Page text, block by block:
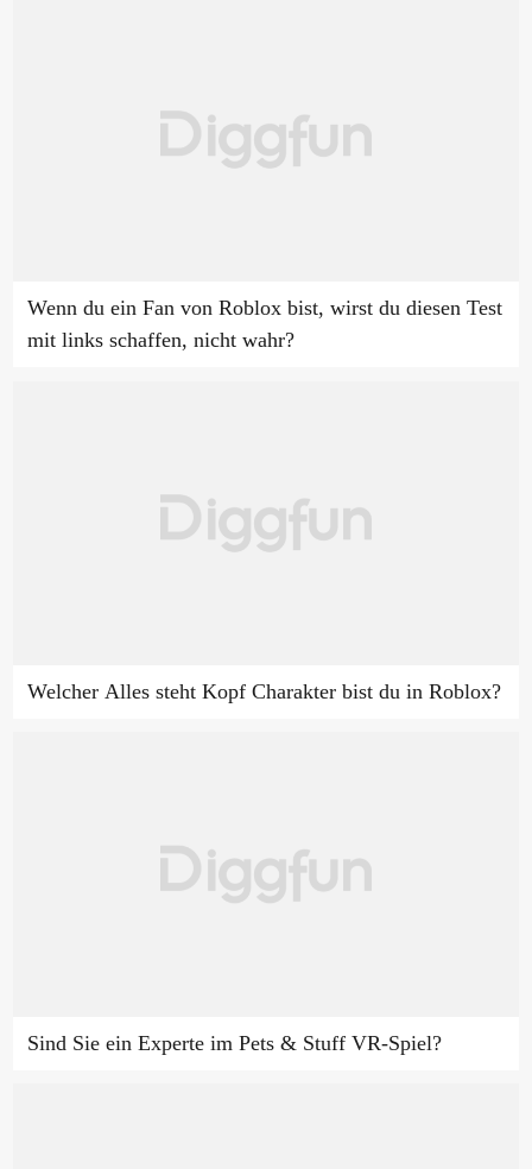
Wenn du ein Fan von Roblox bist, wirst du diesen Test
mit links schaffen, nicht wahr?
Welcher Alles steht Kopf Charakter bist du in Roblox?
Sind Sie ein Experte im Pets & Stuff VR-Spiel?